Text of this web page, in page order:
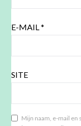
E-MAIL*
SITE
Mijn naam, e-mail en